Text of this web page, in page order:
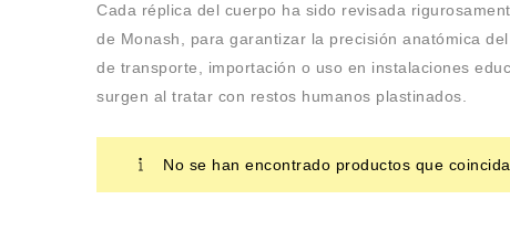
Cada réplica del cuerpo ha sido revisada
de Monash, para garantizar la precisión anatómica
de transporte, importación o uso en instalaciones
surgen al tratar con restos humanos plastinados.
No se han encontrado productos que